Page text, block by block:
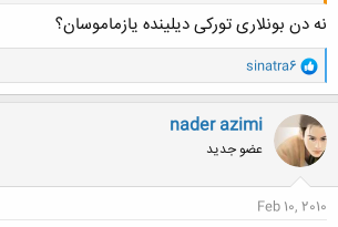
کلیک کنید تا باز شود...
نه دن بونلاری تورکی دیلینده یازماموسان؟
و
ا
ک
ن
ش
ه
ا
sinatra6
nader azimi
عضو جدید
Feb 10, 2010